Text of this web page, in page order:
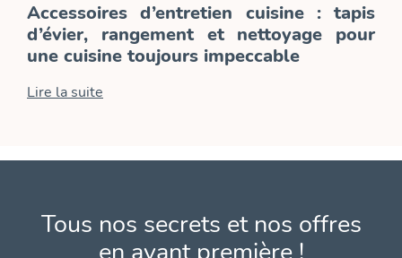
Accessoires d’entretien cuisine : tapis
d’évier, rangement et nettoyage pour
une cuisine toujours impeccable
Lire la suite
Tous nos secrets et nos offres